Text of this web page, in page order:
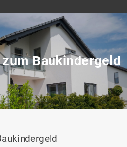
Baukindergeld